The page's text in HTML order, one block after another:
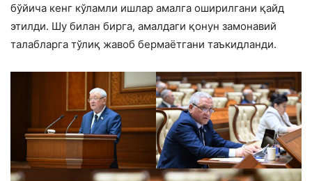
бўйича кенг кўламли ишлар амалга оширилгани қайд
этилди. Шу билан бирга, амалдаги қонун замонавий
талабларга тўлиқ жавоб бермаётгани таъкидланди.